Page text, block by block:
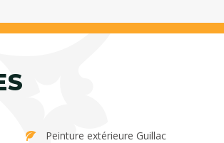
Peinture extérieure Guillac